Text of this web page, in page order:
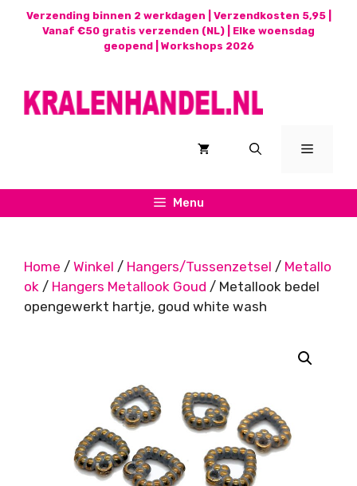
Verzending binnen 2 werkdagen | Verzendkosten 5,95 |
Vanaf €50 gratis verzenden (NL) | Elke woensdag
geopend | Workshops 2026
Menu
Menu
Home / Winkel / Hangers/Tussenzetsel / Metallo
ok / Hangers Metallook Goud / Metallook bedel
opengewerkt hartje, goud white wash